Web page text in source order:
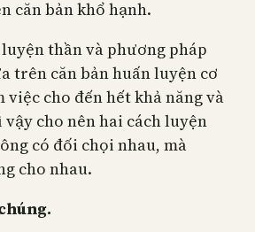
căn bản khổ hạnh.
thần và phương pháp
trên căn bản huấn luyện cơ
cho đến hết khả năng và
vậy cho nên hai cách luyện
có đối chọi nhau, mà
cho nhau.